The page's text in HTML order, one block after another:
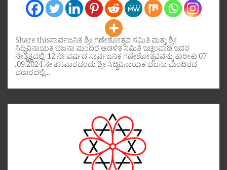
Share thisಸಾರ್ವಜನಿಕ ಶ್ರೀ ಗಣೇಶೋತ್ಸವ ಸಮಿತಿ ಮತ್ತು ಶ್ರೀ
ಸಿದ್ಧಿವಿನಾಯಕ ಭಜನಾ ಮಂದಿರ ಆಡಳಿತ ಸಮಿತಿ ಇಚ್ಲಂಪಾಡಿ ಇದರ
ನೇತೃತ್ವದಲ್ಲಿ 12 ನೇ ವರ್ಷದ ಸಾರ್ವಜನಿಕ ಗಣೇಶೋತ್ಸವವನ್ನು ತಾರೀಕು 07
.09.2024 ನೇ ಶನಿವಾರದಂದು ಶ್ರೀ ಸಿದ್ಧಿವಿನಾಯಕ ಭಜನಾ ಮಂದಿರದ
ವಠಾರದಲ್ಲಿ…